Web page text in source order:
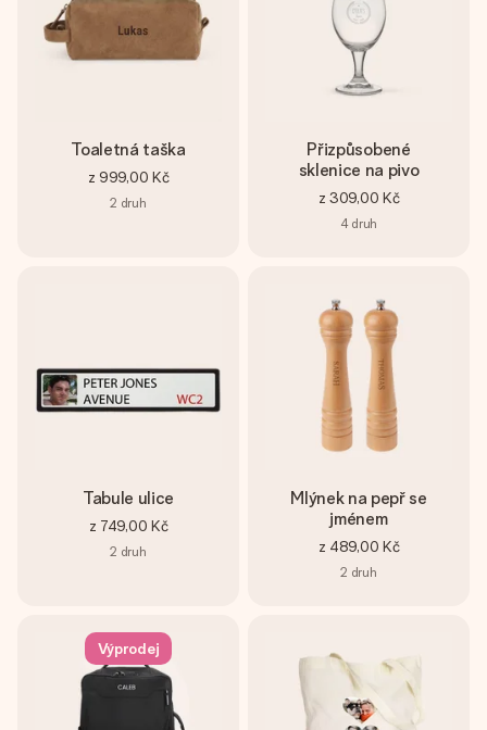
Toaletná taška
z 999,00 Kč
2 druh
Přizpůsobené
sklenice na pivo
z 309,00 Kč
4 druh
Tabule ulice
z 749,00 Kč
2 druh
Mlýnek na pepř se
jménem
z 489,00 Kč
2 druh
Výprodej